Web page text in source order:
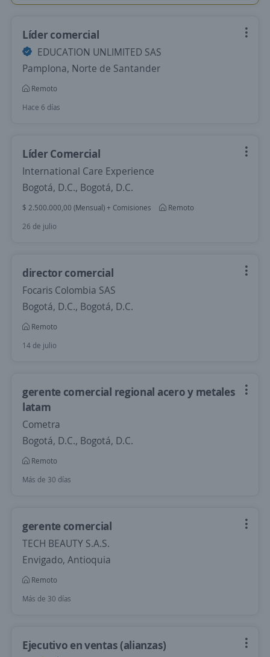
Líder comercial
EDUCATION UNLIMITED SAS
Pamplona, Norte de Santander
Remoto
Hace 6 días
Líder Comercial
International Care Experience
Bogotá, D.C., Bogotá, D.C.
$ 2.500.000,00 (Mensual) + Comisiones
Remoto
26 de julio
director comercial
Focaris Colombia SAS
Bogotá, D.C., Bogotá, D.C.
Remoto
14 de julio
gerente comercial regional acero y metales
latam
Cometra
Bogotá, D.C., Bogotá, D.C.
Remoto
Más de 30 días
gerente comercial
TECH BEAUTY S.A.S.
Envigado, Antioquia
Remoto
Más de 30 días
Ejecutivo en ventas (alianzas)